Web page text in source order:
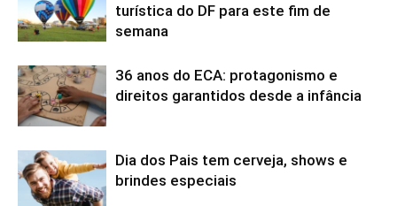
turística do DF para este fim de
semana
36 anos do ECA: protagonismo e
direitos garantidos desde a infância
Dia dos Pais tem cerveja, shows e
brindes especiais